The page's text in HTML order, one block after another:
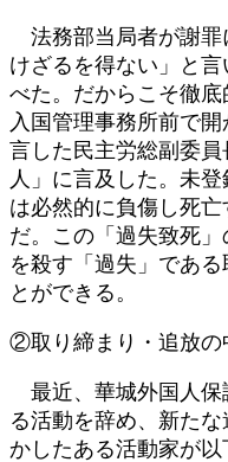
法務部当局者が謝罪
けざるを得ない」と
べた。だからこそ徹
入国管理事務所前で
言した民主労総副委
人」に言及した。未
は必然的に負傷し死
だ。この「過失致死
を殺す「過失」であ
とができる。
②取り締まり・追放の
最近、華城外国人保
る活動を辞め、新た
かしたある活動家が以